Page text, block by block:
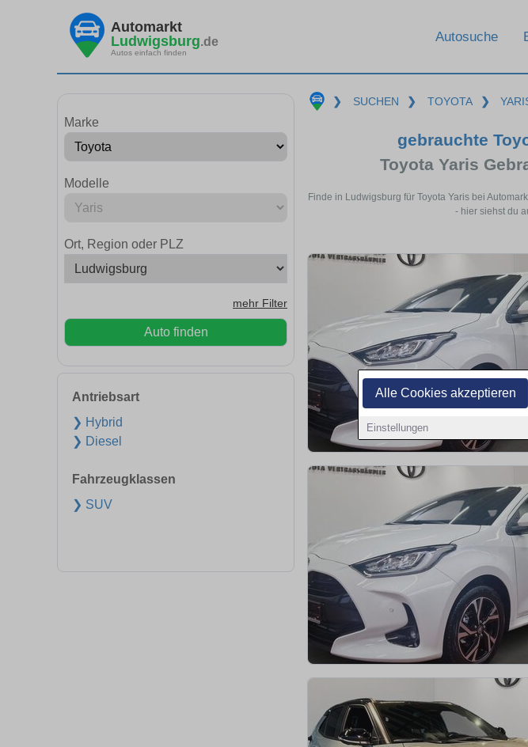
Alle Cookies akzeptieren
Einstellungen
Automarkt
Ludwigsburg.de
Autos einfach finden
Autosuche
Marke
Modelle
Ort, Region oder PLZ
mehr Filter
Auto finden
Antriebsart
❯ Hybrid
❯ Diesel
Fahrzeugklassen
❯ SUV
❯ SUCHEN ❯ TOYOTA ❯
gebrauchte
Toyota Yaris
Finde in Ludwigsburg für Toyota Yaris bei
- hier siehst du